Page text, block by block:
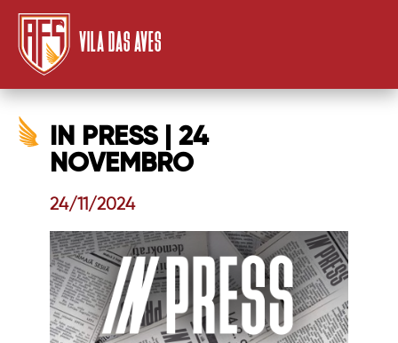
VILA DAS AVES
IN PRESS | 24
NOVEMBRO
24/11/2024